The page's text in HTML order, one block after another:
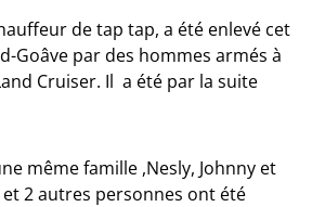
de tap tap, a été enlevé cet
Goâve par des hommes armés à
Cruiser. Il a été par la suite
même famille ,Nesly, Johnny et
2 autres personnes ont été